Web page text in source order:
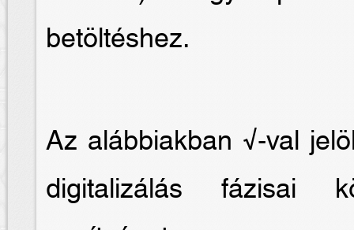
betöltéshez.
Az alábbiakban √-val
digitalizálás fázisai